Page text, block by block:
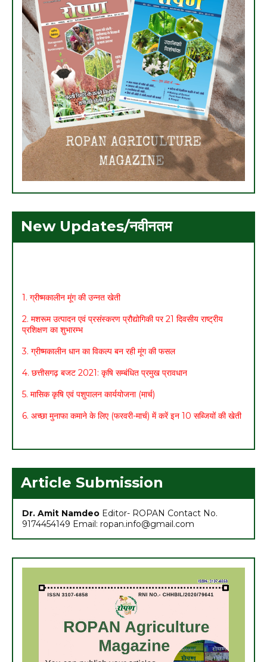
New Updates/नवीनतम
2. मशरूम उत्पादन एवं प्रसंस्करण प्रौद्योगिकी पर 21 दिवसीय राष्ट्रीय
3. ग्रीष्मकालीन धान का विकल्प बन रही मूंग की फसल
4. छत्तीसगढ़ बजट 2021: कृषि सम्बंधित प्रमुख प्रावधान
5. मासिक कृषि एवं पशुपालन कार्ययोजना (मार्च)
6. अच्छा मुनाफा कमाने के लिए (फरवरी-मार्च) में करें इन 10 सब्जियों की खेती
7. अधिक मुनाफा कमाने हेतु करें- ग्रीष्मकालीन भिण्डी की खेती
Article Submission
Dr. Amit Namdeo Editor- ROPAN Contact No.
9174454149 Email: ropan.info@gmail.com